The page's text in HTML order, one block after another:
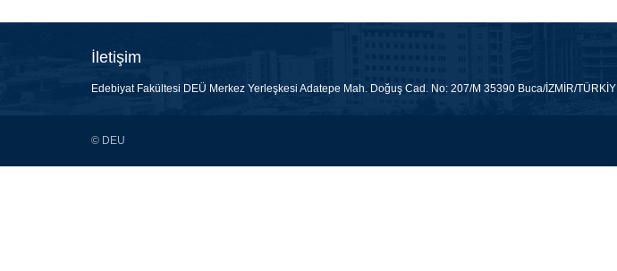
İletişim
Edebiyat Fakültesi DEÜ Merkez Yerleşkesi Adatepe Mah. Doğuş Cad. No: 207/M 35390 Buca/İZMİR/
© DEU